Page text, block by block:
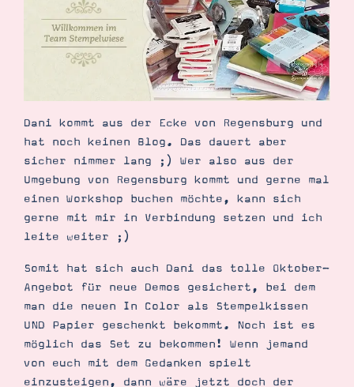
Demonstrator werden
Blog
Produkte erklärt
Über mich
Über Stampin’ Up!
Tipps & Tricks
Dani kommt aus der Ecke von Regensburg und
hat noch keinen Blog. Das dauert aber
sicher nimmer lang ;) Wer also aus der
Umgebung von Regensburg kommt und gerne mal
einen Workshop buchen möchte, kann sich
gerne mit mir in Verbindung setzen und ich
leite weiter ;)
Somit hat sich auch Dani das tolle Oktober-
Angebot für neue Demos gesichert, bei dem
man die neuen In Color als Stempelkissen
UND Papier geschenkt bekommt. Noch ist es
möglich das Set zu bekommen! Wenn jemand
von euch mit dem Gedanken spielt
einzusteigen, dann wäre jetzt doch der